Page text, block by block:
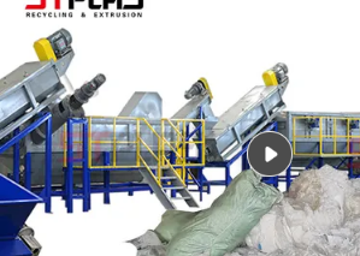
ZITAT
COMPANY
NEWS
SITEMAP